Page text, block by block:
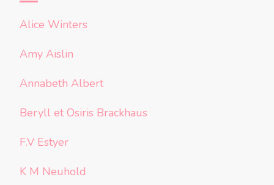
Alice Winters
Amy Aislin
Annabeth Albert
Beryll et Osiris Brackhaus
F.V Estyer
K M Neuhold